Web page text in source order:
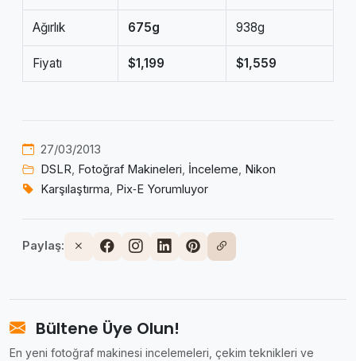
Ağırlık 675g 938g
Fiyatı $1,199 $1,559
27/03/2013
DSLR, Fotoğraf Makineleri, İnceleme, Nikon
Karşılaştırma, Pix‑E Yorumluyor
Paylaş:
Bültene Üye Olun!
En yeni fotoğraf makinesi incelemeleri, çekim teknikleri ve